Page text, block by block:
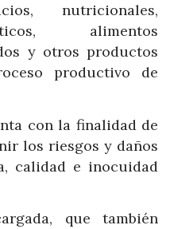
nutricionales,
alimentos
y otros productos
productivo de
con la finalidad de
los riesgos y daños
calidad e inocuidad
que también